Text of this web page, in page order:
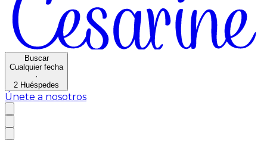
Buscar
Cualquier fecha
·
2 Huéspedes
Únete a nosotros